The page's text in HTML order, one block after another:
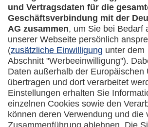
Impressum
Datenschutz
Cookie Einstellungen
Vertrag widerrufen